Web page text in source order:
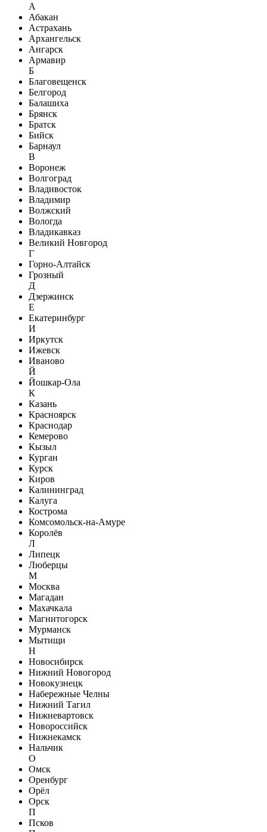
А
Абакан
Астрахань
Архангельск
Ангарск
Армавир
Б
Благовещенск
Белгород
Балашиха
Брянск
Братск
Бийск
Барнаул
В
Воронеж
Волгоград
Владивосток
Владимир
Волжский
Вологда
Владикавказ
Великий Новгород
Г
Горно-Алтайск
Грозный
Д
Дзержинск
Е
Екатеринбург
И
Иркутск
Ижевск
Иваново
Й
Йошкар-Ола
К
Казань
Красноярск
Краснодар
Кемерово
Кызыл
Курган
Курск
Киров
Калининград
Калуга
Кострома
Комсомольск-на-Амуре
Королёв
Л
Липецк
Люберцы
М
Москва
Магадан
Махачкала
Магнитогорск
Мурманск
Мытищи
Н
Новосибирск
Нижний Новогород
Новокузнецк
Набережные Челны
Нижний Тагил
Нижневартовск
Новороссийск
Нижнекамск
Нальчик
О
Омск
Оренбург
Орёл
Орск
П
Псков